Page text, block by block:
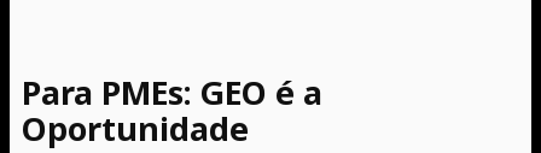
Para PMEs: GEO é a
Oportunidade